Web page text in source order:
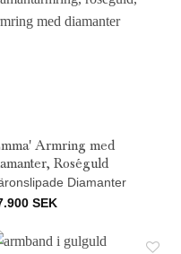
Armring med
Roséguld
Diamanter
SEK